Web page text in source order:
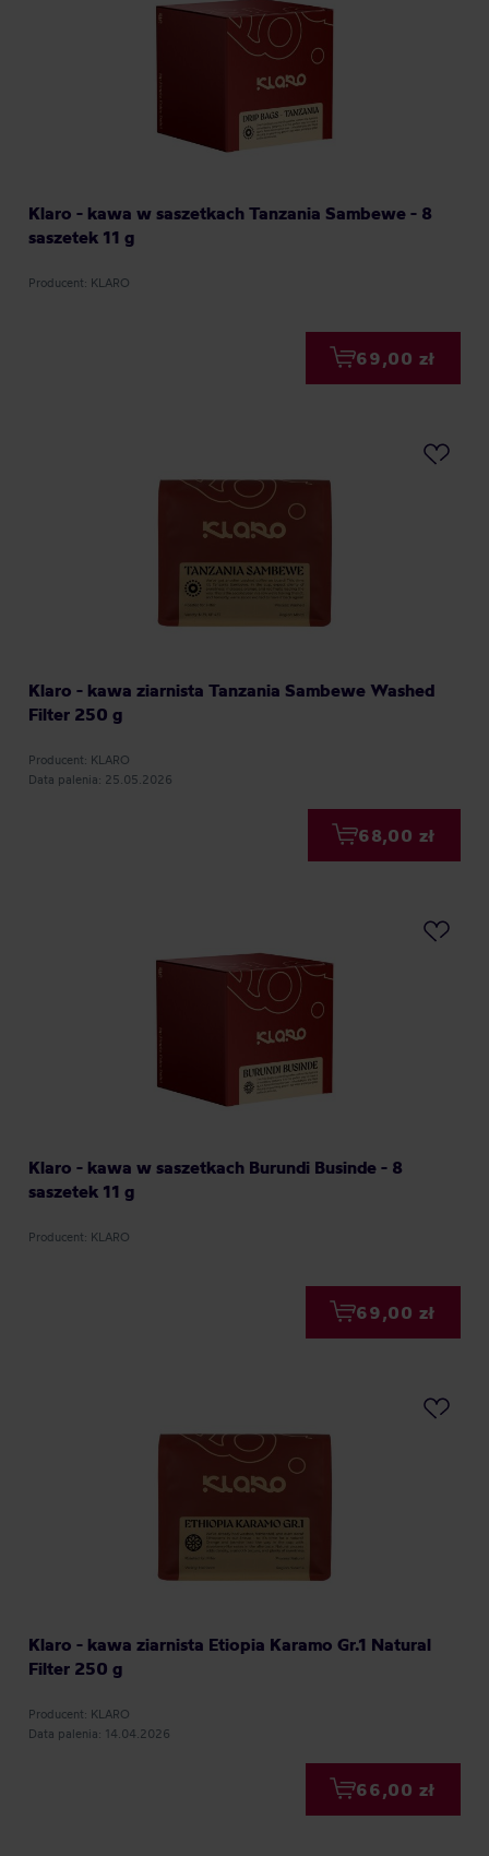
Klaro - kawa w saszetkach Tanzania Sambewe - 8
saszetek 11 g
Producent: KLARO
69,00 zł
Klaro - kawa ziarnista Tanzania Sambewe Washed
Filter 250 g
Producent: KLARO
Data palenia: 25.05.2026
68,00 zł
Klaro - kawa w saszetkach Burundi Businde - 8
saszetek 11 g
Producent: KLARO
69,00 zł
Klaro - kawa ziarnista Etiopia Karamo Gr.1 Natural
Filter 250 g
Producent: KLARO
Data palenia: 14.04.2026
66,00 zł